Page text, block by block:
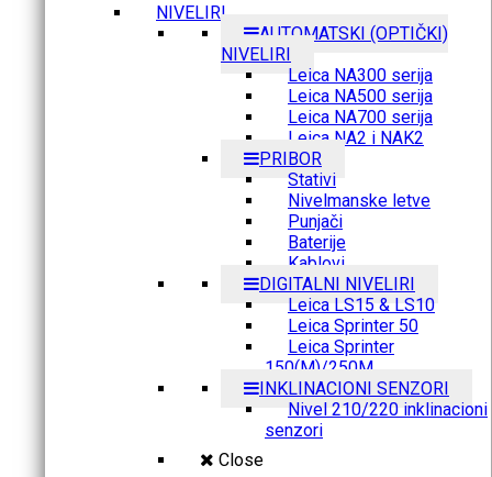
NIVELIRI
AUTOMATSKI (OPTIČKI)
NIVELIRI
Leica NA300 serija
Leica NA500 serija
Leica NA700 serija
Leica NA2 i NAK2
PRIBOR
Stativi
Nivelmanske letve
Punjači
Baterije
Kablovi
DIGITALNI NIVELIRI
Leica LS15 & LS10
Leica Sprinter 50
Leica Sprinter
150(M)/250M
INKLINACIONI SENZORI
Nivel 210/220 inklinacioni
senzori
Close